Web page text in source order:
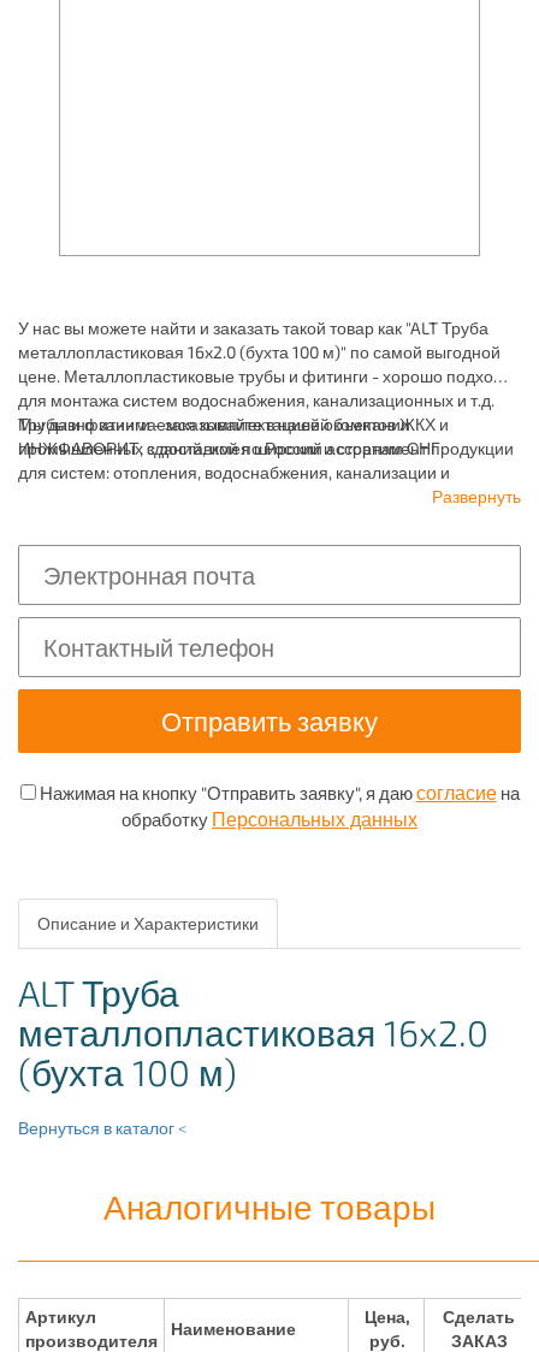
У нас вы можете найти и заказать такой товар как "ALT Труба
металлопластиковая 16x2.0 (бухта 100 м)" по самой выгодной
цене. Металлопластиковые трубы и фитинги - хорошо подходят
для монтажа систем водоснабжения, канализационных и т.д.
Мы давно занимаемся комплектацией объектов ЖКХ и
промышленных зданий, имея широкий ассортимент продукции
для систем: отопления, водоснабжения, канализации и
Трубы и фитинги - заказывайте в нашей компании
ИНЖФАВОРИТ, с доставкой по России и странам СНГ.
Развернуть
Нажимая на кнопку "Отправить заявку", я даюсогласиена
обработку Персональных данных
Описание и Характеристики
ALT Труба
металлопластиковая 16x2.0
(бухта 100 м)
Вернуться в каталог <
Аналогичные товары
Артикул
производителя
Наименование
Цена,
руб.
Сделать
ЗАКАЗ